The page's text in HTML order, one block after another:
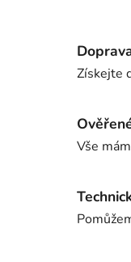
Získejte
Vše